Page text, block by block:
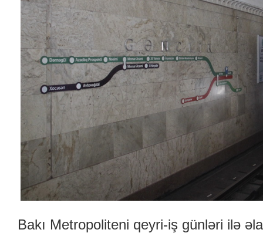
Bakı Metropoliteni qeyri-iş günləri ilə